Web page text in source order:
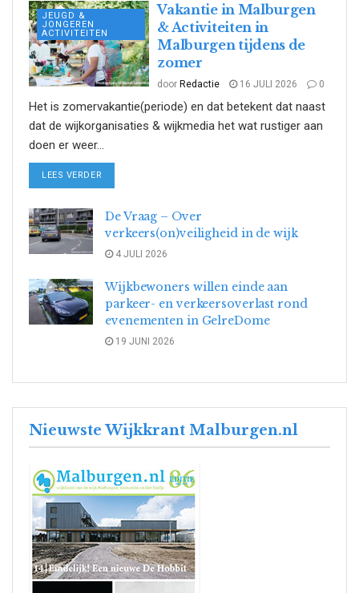
JEUGD &
JONGEREN
ACTIVITEITEN
Vakantie in Malburgen
& Activiteiten in
Malburgen tijdens de
zomer
door Redactie 16 JULI 2026 0
Het is zomervakantie(periode) en dat betekent dat naast
dat de wijkorganisaties & wijkmedia het wat rustiger aan
doen er weer...
LEES VERDER
De Vraag – Over
verkeers(on)veiligheid in de wijk
4 JULI 2026
Wijkbewoners willen einde aan
parkeer- en verkeersoverlast rond
evenementen in GelreDome
19 JUNI 2026
Nieuwste Wijkkrant Malburgen.nl